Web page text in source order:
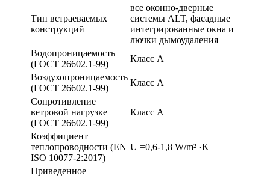
Тип встраеваемых
конструкций
все оконно-дверные
системы ALT, фасадные
интегрированные окна и
лючки дымоудаления
Водопроницаемость
(ГОСТ 26602.1-99)
Класс А
Воздухопроницаемость
(ГОСТ 26602.1-99)
Класс А
Сопротивление
ветровой нагрузке
(ГОСТ 26602.1-99)
Класс А
Коэффициент
теплопроводности (EN
ISO 10077-2:2017)
U =0,6-1,8 W/m² ·K
Приведенное